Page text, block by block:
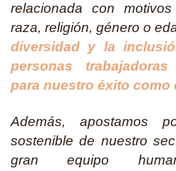
relacionada con
raza, religión, género o
diversidad y la
personas
para nuestro éxito como
Además, apostamos
sostenible de nuestro
gran equipo